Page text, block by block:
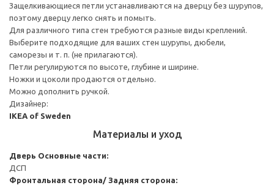
Защелкивающиеся петли устанавливаются на дверцу без шурупов,
поэтому дверцу легко снять и помыть.
Для различного типа стен требуются разные виды креплений.
Выберите подходящие для ваших стен шурупы, дюбели,
саморезы и т. п. (не прилагаются).
Петли регулируются по высоте, глубине и ширине.
Ножки и цоколи продаются отдельно.
Можно дополнить ручкой.
Дизайнер:
IKEA of Sweden
Материалы и уход
Дверь Основные части:
ДСП
Фронтальная сторона/ Задняя сторона: